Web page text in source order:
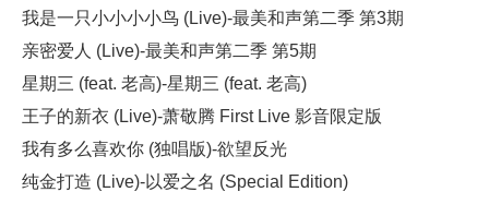
我是一只小小小小鸟 (Live)-最美和声第二季 第3期
亲密爱人 (Live)-最美和声第二季 第5期
星期三 (feat. 老高)-星期三 (feat. 老高)
王子的新衣 (Live)-萧敬腾 First Live 影音限定版
我有多么喜欢你 (独唱版)-欲望反光
纯金打造 (Live)-以爱之名 (Special Edition)